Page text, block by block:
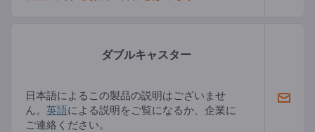
ダブルキャスター
日本語によるこの製品の説明はございませ
ん。 英語による説明をご覧になるか、企業に
ご連絡ください。